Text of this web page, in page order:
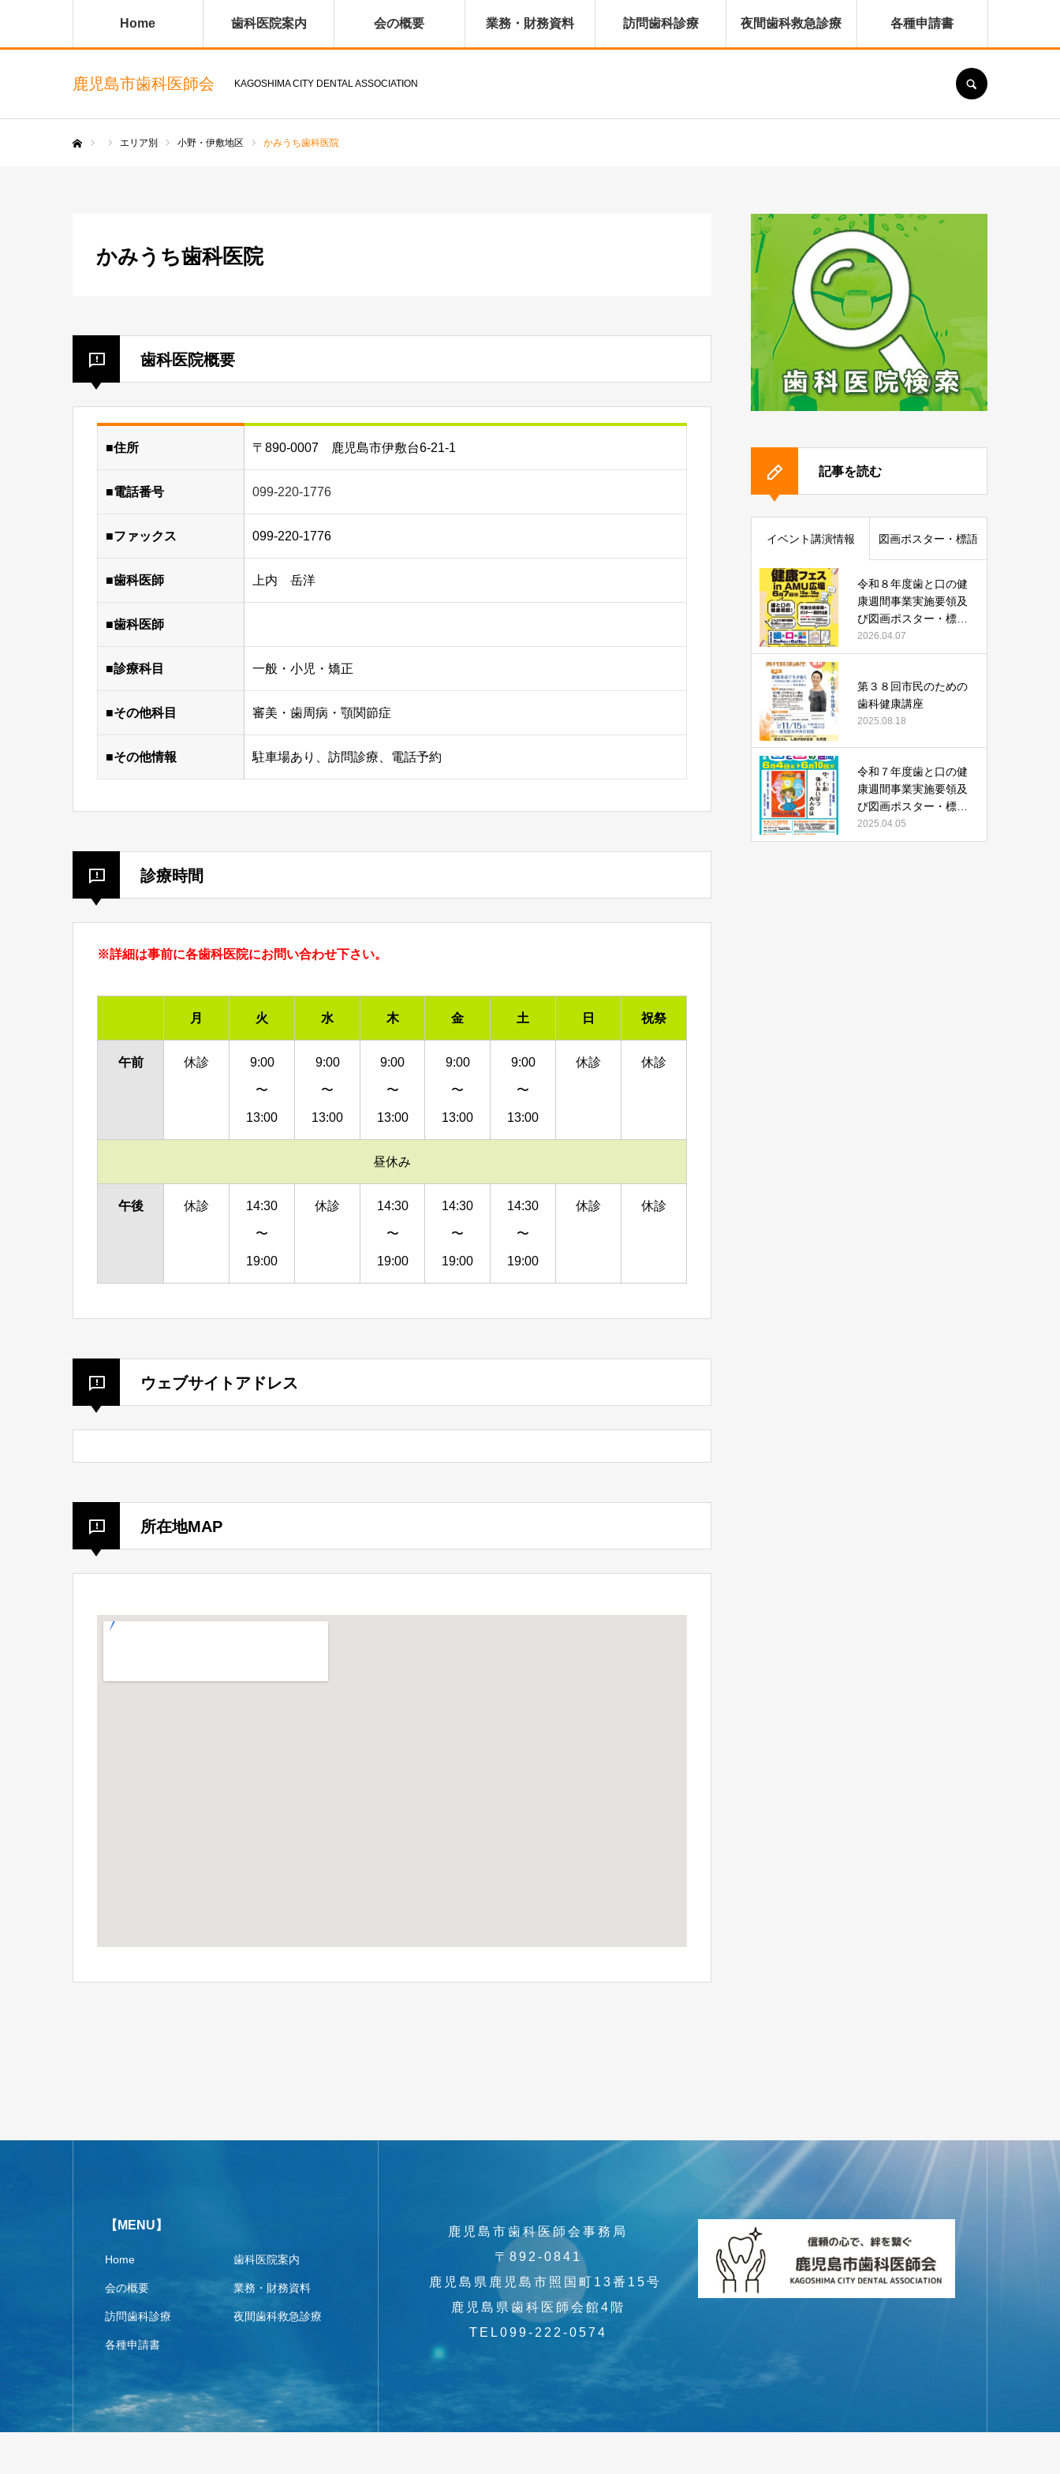
鹿児島市歯科医師会 KAGOSHIMA CITY DENTAL ASSOCIATION
Home 歯科医院案内 会の概要 業務・財務資料 訪問歯科診療 夜間歯科救急診療 各種申請書
エリア別 小野・伊敷地区 かみうち歯科医院
かみうち歯科医院
歯科医院概要
■住所 〒890-0007 鹿児島市伊敷台6-21-1
■電話番号 099-220-1776
■ファックス 099-220-1776
■歯科医師 上内 岳洋
■歯科医師
■診療科目 一般・小児・矯正
■その他科目 審美・歯周病・顎関節症
■その他情報 駐車場あり、訪問診療、電話予約
診療時間
※詳細は事前に各歯科医院にお問い合わせ下さい。
月 火 水 木 金 土 日 祝祭
午前 休診 9:00
〜
13:00
9:00
〜
13:00
9:00
〜
13:00
9:00
〜
13:00
9:00
〜
13:00
休診 休診
昼休み
午後 休診 14:30
〜
19:00
休診 14:30
〜
19:00
14:30
〜
19:00
14:30
〜
19:00
休診 休診
ウェブサイトアドレス
所在地MAP
記事を読む
イベント講演情報 図画ポスター・標語
令和８年度歯と口の健
康週間事業実施要領及
び図画ポスター・標語
作品募集について
2026.04.07
第３８回市民のための
歯科健康講座
2025.08.18
令和７年度歯と口の健
康週間事業実施要領及
び図画ポスター・標語
作品募集について
2025.04.05
【MENU】
Home 歯科医院案内
会の概要 業務・財務資料
訪問歯科診療 夜間歯科救急診療
各種申請書
鹿児島市歯科医師会事務局
〒892-0841
鹿児島県鹿児島市照国町13番15号
鹿児島県歯科医師会館4階
TEL099-222-0574